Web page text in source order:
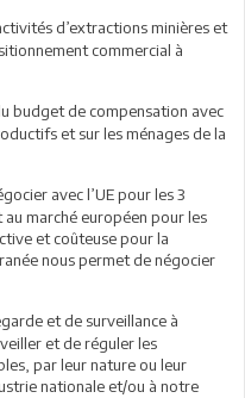
d’extractions minières et
commercial à
budget de compensation avec
et sur les ménages de la
avec l’UE pour les 3
marché européen pour les
et coûteuse pour la
nous permet de négocier
et de surveillance à
et de réguler les
par leur nature ou leur
nationale et/ou à notre